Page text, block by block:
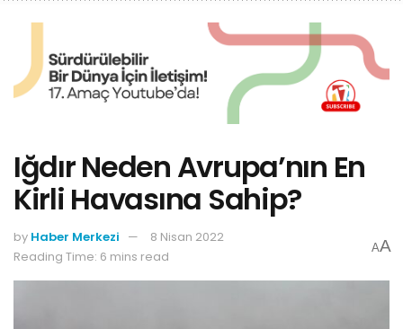
Iğdır Neden Avrupa’nın En
Kirli Havasına Sahip?
by Haber Merkezi
8 Nisan 2022
Reading Time: 6 mins read
AA